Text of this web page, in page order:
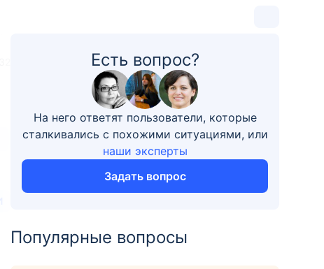
Есть вопрос?
На него ответят пользователи, которые
сталкивались с похожими ситуациями, или
наши эксперты
Задать вопрос
Популярные вопросы